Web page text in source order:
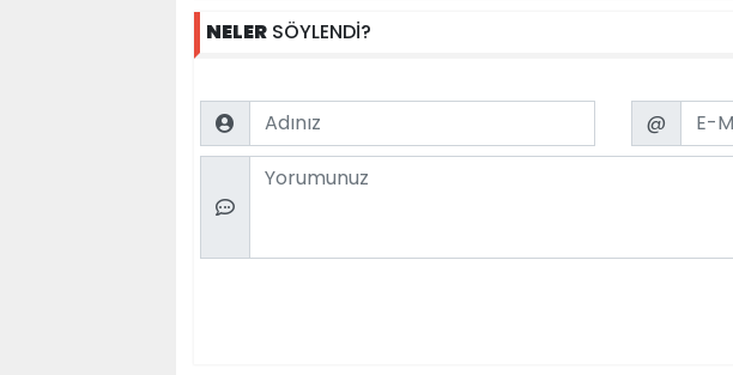
NELER SÖYLENDİ?
Name Email
@
Comment